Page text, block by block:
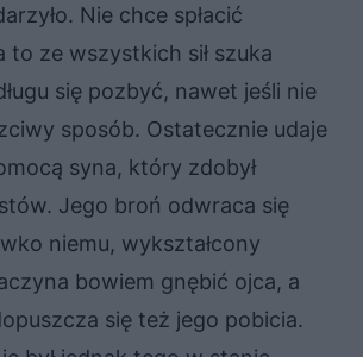
Nie chce spłacić
to ze wszystkich sił szuka
się pozbyć, nawet jeśli nie
sposób. Ostatecznie udaje
syna, który zdobył
Jego broń odwraca się
niemu, wykształcony
bowiem gnębić ojca, a
się też jego pobicia.